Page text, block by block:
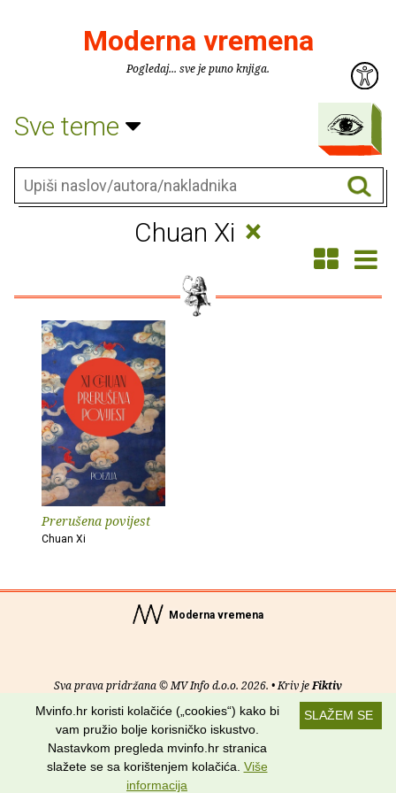
Moderna vremena
Pogledaj... sve je puno knjiga.
Sve teme
Chuan Xi ×
Prerušena povijest
Chuan Xi
Moderna vremena
Sva prava pridržana © MV Info d.o.o. 2026. • Kriv jeFiktiv
Uvjeti korištenja RSS kanali
Potraži nas na:
SLAŽEM SE
Mvinfo.hr koristi kolačiće („cookies“) kako bi
vam pružio bolje korisničko iskustvo.
Nastavkom pregleda mvinfo.hr stranica
slažete se sa korištenjem kolačića. Više
informacija